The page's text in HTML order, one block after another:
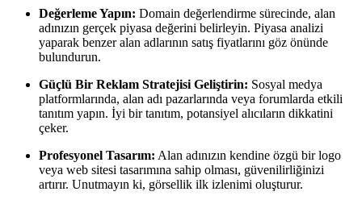
Değerleme Yapın: Domain değerlendirme sürecinde, alan
adınızın gerçek piyasa değerini belirleyin. Piyasa analizi
yaparak benzer alan adlarının satış fiyatlarını göz önünde
bulundurun.
Güçlü Bir Reklam Stratejisi Geliştirin: Sosyal medya
platformlarında, alan adı pazarlarında veya forumlarda etkili
tanıtım yapın. İyi bir tanıtım, potansiyel alıcıların dikkatini
çeker.
Profesyonel Tasarım: Alan adınızın kendine özgü bir logo
veya web sitesi tasarımına sahip olması, güvenilirliğinizi
artırır. Unutmayın ki, görsellik ilk izlenimi oluşturur.